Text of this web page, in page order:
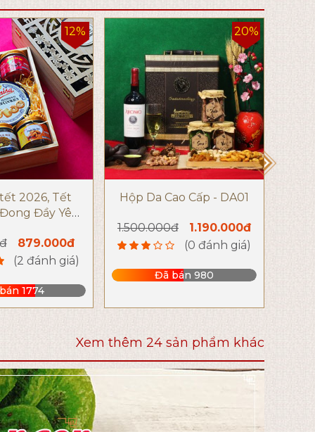
12%
2026, Tết
Đầy Yêu
879.000đ
(2 đánh giá)
1774
20%
Hộp Da Cao Cấp - DA01
1.500.000đ
1.190.000đ
(0 đánh giá)
Đã bán 980
Xem thêm 24 sản phẩm khác